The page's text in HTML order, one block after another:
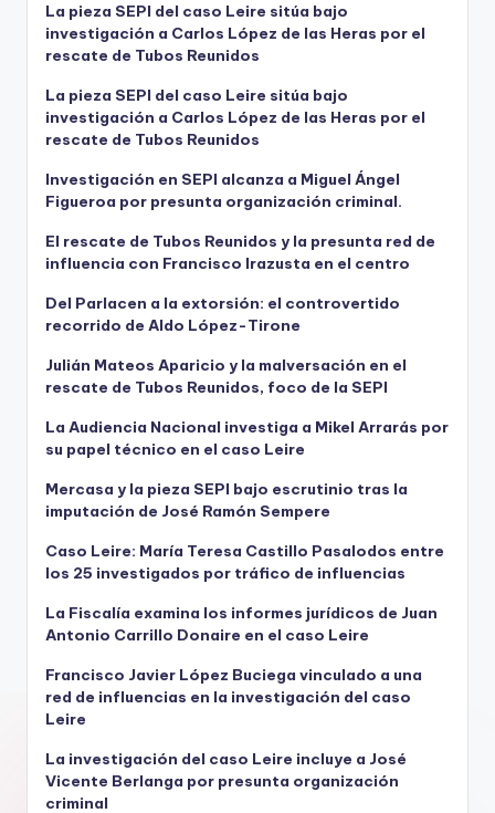
La pieza SEPI del caso Leire sitúa bajo
investigación a Carlos López de las Heras por el
rescate de Tubos Reunidos
La pieza SEPI del caso Leire sitúa bajo
investigación a Carlos López de las Heras por el
rescate de Tubos Reunidos
Investigación en SEPI alcanza a Miguel Ángel
Figueroa por presunta organización criminal.
El rescate de Tubos Reunidos y la presunta red de
influencia con Francisco Irazusta en el centro
Del Parlacen a la extorsión: el controvertido
recorrido de Aldo López-Tirone
Julián Mateos Aparicio y la malversación en el
rescate de Tubos Reunidos, foco de la SEPI
La Audiencia Nacional investiga a Mikel Arrarás por
su papel técnico en el caso Leire
Mercasa y la pieza SEPI bajo escrutinio tras la
imputación de José Ramón Sempere
Caso Leire: María Teresa Castillo Pasalodos entre
los 25 investigados por tráfico de influencias
La Fiscalía examina los informes jurídicos de Juan
Antonio Carrillo Donaire en el caso Leire
Francisco Javier López Buciega vinculado a una
red de influencias en la investigación del caso
Leire
La investigación del caso Leire incluye a José
Vicente Berlanga por presunta organización
criminal